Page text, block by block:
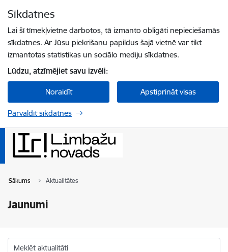
Sīkdatnes
Lai šī tīmekļvietne darbotos, tā izmanto obligāti nepieciešamās
sīkdatnes. Ar Jūsu piekrišanu papildus šajā vietnē var tikt
izmantotas statistikas un sociālo mediju sīkdatnes.
Lūdzu, atzīmējiet savu izvēli:
Noraidīt Apstiprināt visas
Pārvaldīt sīkdatnes
Sākums Aktualitātes
Jaunumi
Meklēt aktualitāti